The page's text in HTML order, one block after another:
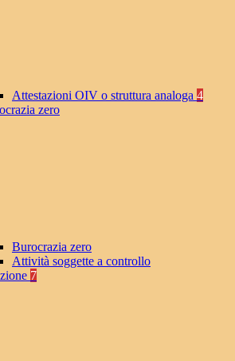
Attestazioni OIV o struttura analoga 4
zero
Burocrazia zero
Attività soggette a controllo
7